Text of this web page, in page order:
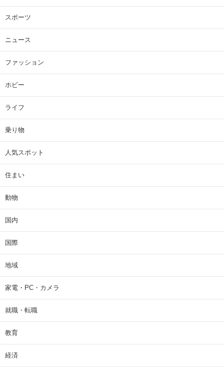
スポーツ
ニュース
ファッション
ホビー
ライフ
乗り物
人気スポット
住まい
動物
国内
国際
地域
家電・PC・カメラ
就職・転職
教育
経済